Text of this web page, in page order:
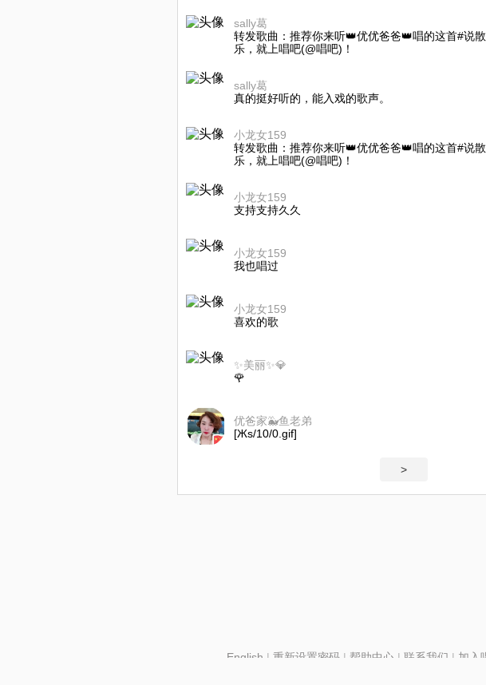
sally葛
转发歌曲：推荐你来听👑优优爸爸👑唱的这首#说
乐，就上唱吧(@唱吧)！
sally葛
真的挺好听的，能入戏的歌声。
小龙女159
转发歌曲：推荐你来听👑优优爸爸👑唱的这首#说
乐，就上唱吧(@唱吧)！
小龙女159
支持支持久久
小龙女159
我也唱过
小龙女159
喜欢的歌
✨美丽✨💎
🌹
优爸家🐳鱼老弟
[Жs/10/0.gif]
>
English | 重新设置密码| 帮助中心 | 联系我们 | 加入